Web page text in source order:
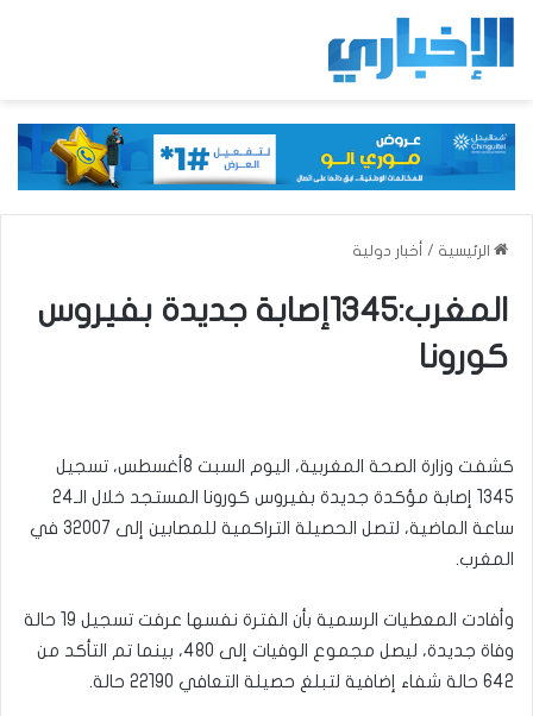
الرئيسية / أخبار دولية
المغرب:1345إصابة جديدة بفيروس
كورونا
كشفت وزارة الصحة المغربية، اليوم السبت 8أغسطس، تسجيل
1345 إصابة مؤكدة جديدة بفيروس كورونا المستجد خلال الـ24
ساعة الماضية، لتصل الحصيلة التراكمية للمصابين إلى 32007 في
المغرب.
وأفادت المعطيات الرسمية بأن الفترة نفسها عرفت تسجيل 19 حالة
وفاة جديدة، ليصل مجموع الوفيات إلى 480، بينما تم التأكد من
642 حالة شفاء إضافية لتبلغ حصيلة التعافي 22190 حالة.